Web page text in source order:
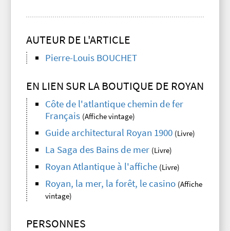
AUTEUR DE L'ARTICLE
Pierre-Louis BOUCHET
EN LIEN SUR LA BOUTIQUE DE ROYAN
Côte de l'atlantique chemin de fer
Français (Affiche vintage)
Guide architectural Royan 1900 (Livre)
La Saga des Bains de mer (Livre)
Royan Atlantique à l'affiche (Livre)
Royan, la mer, la forêt, le casino (Affiche
vintage)
PERSONNES